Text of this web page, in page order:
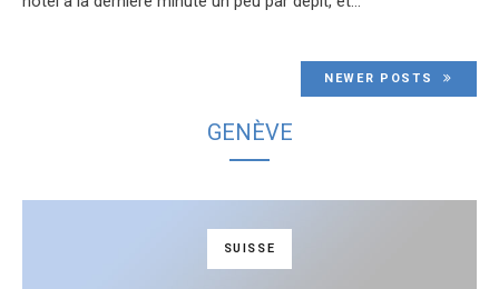
NEWER POSTS
GENÈVE
SUISSE